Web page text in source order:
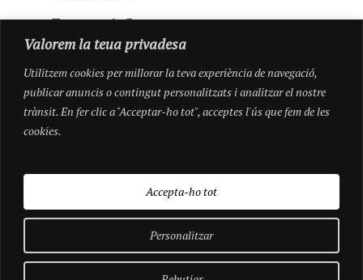
Valorem la teua privadesa
Utilitzem cookies per millorar la teva experiència de navegació,
publicar anuncis o contingut personalitzats i analitzar el nostre
trànsit. En fer clic a "Acceptar-ho tot", acceptes l'ús que fem de les
cookies.
Personalitzar
Accepta-ho tot
Temporada 5
© 2026 Pioneres.